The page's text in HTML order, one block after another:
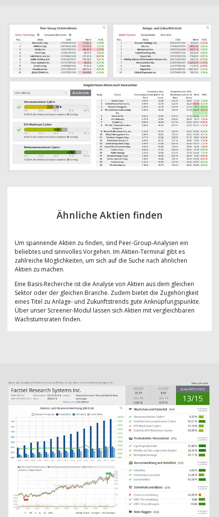
Ähnliche Aktien finden
Um spannende Aktien zu finden, sind Peer-Group-Analysen ein
beliebtes und sinnvolles Vorgehen. Im Aktien-Terminal gibt es
zahlreiche Möglichkeiten, um sich auf die Suche nach ähnlichen
Aktien zu machen.
Eine Basis-Recherche ist die Analyse von Aktien aus dem gleichen
Sektor oder der gleichen Branche. Zudem bietet die Zugehörigkeit
eines Titel zu Anlage- und Zukunftstrends gute Anknüpfungspunkte.
Über unser Screener-Modul lassen sich Aktien mit vergleichbaren
Wachstumsraten finden.